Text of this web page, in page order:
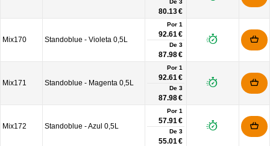
De 3
80.13 €
Mix170 Standoblue - Violeta 0,5L
Por 1
92.61 €
De 3
87.98 €
Mix171 Standoblue - Magenta 0,5L
Por 1
92.61 €
De 3
87.98 €
Mix172 Standoblue - Azul 0,5L
Por 1
57.91 €
De 3
55.01 €